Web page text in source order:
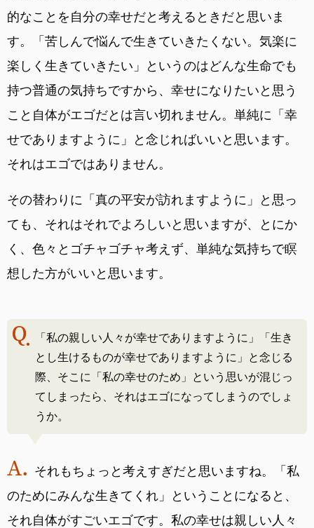
的なことを自分の幸せだと考えるときだと思いま
す。「苦しんで悩んで生きていきたくない。気楽に
楽しく生きていきたい」というのはどんな生命でも
持つ普通の気持ちですから、幸せになりたいと思う
こと自体がエゴだとは言い切れません。単純に「幸
せでありますように」と念じればいいと思います。
それはエゴではありません。
その替わりに「真の平安が訪れますように」と思っ
ても、それはそれでよろしいと思いますが、とにか
く、色々とゴチャゴチャ考えず、単純な気持ちで瞑
想した方がいいと思います。
「私の親しい人々が幸せでありますように」「生き
とし生けるものが幸せでありますように」と念じる
際、そこに「私の幸せのため」という思いが混じっ
てしまったら、それはエゴになってしまうのでしょ
うか。
それもちょっと考えすぎだと思いますね。「私
のためにみんな生きてくれ」ということになると、
それ自体がすごいエゴです。私の幸せは親しい人々